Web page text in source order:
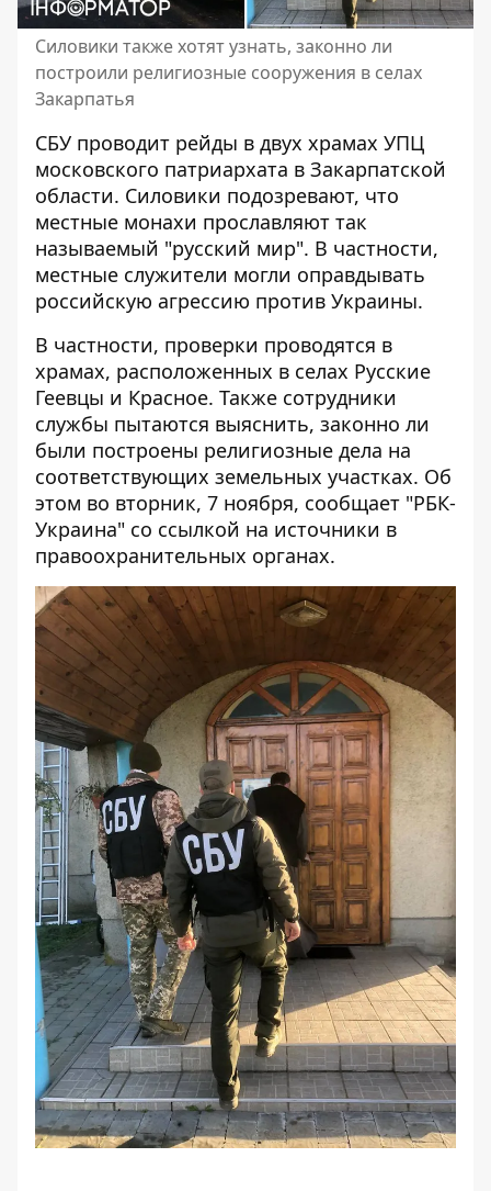
Силовики также хотят узнать, законно ли
построили религиозные сооружения в селах
Закарпатья
СБУ проводит рейды в двух храмах УПЦ
московского патриархата в Закарпатской
области. Силовики подозревают, что
местные монахи прославляют так
называемый "русский мир". В частности,
местные служители могли оправдывать
российскую агрессию против Украины.
В частности, проверки проводятся в
храмах, расположенных в селах Русские
Геевцы и Красное. Также сотрудники
службы пытаются выяснить, законно ли
были построены религиозные дела на
соответствующих земельных участках. Об
этом во вторник, 7 ноября, сообщает "РБК-
Украина" со ссылкой на источники в
правоохранительных органах.